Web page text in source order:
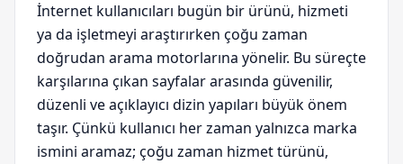
İnternet kullanıcıları bugün bir ürünü, hizmeti
ya da işletmeyi araştırırken çoğu zaman
doğrudan arama motorlarına yönelir. Bu süreçte
karşılarına çıkan sayfalar arasında güvenilir,
düzenli ve açıklayıcı dizin yapıları büyük önem
taşır. Çünkü kullanıcı her zaman yalnızca marka
ismini aramaz; çoğu zaman hizmet türünü,